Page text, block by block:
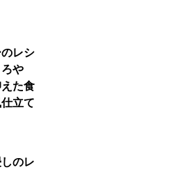
レシ
や
た食
立て
のレ